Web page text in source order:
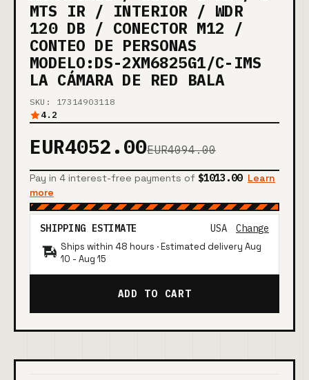
MTS IR / INTERIOR / WDR
120 DB / CONECTOR M12 /
CONTEO DE PERSONAS
MODELO:DS-2XM6825G1/C-IMS
LA CÁMARA DE RED BALA
SKU: 17314903118
4.2
EUR4052.00EUR4094.00
Pay in 4 interest-free payments of $1013.00 Learn
more
SHIPPING ESTIMATE USA Change
Ships within 48 hours · Estimated delivery Aug
10 - Aug 15
ADD TO CART